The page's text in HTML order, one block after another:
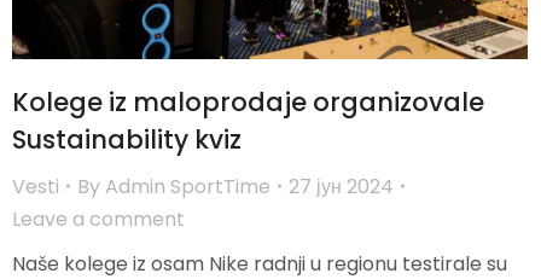
Kolege iz maloprodaje organizovale
Sustainability kviz
Vesti By Admin SportTime
27 јун 2024
Leave a comment
Naše kolege iz osam Nike radnji u regionu testirale su